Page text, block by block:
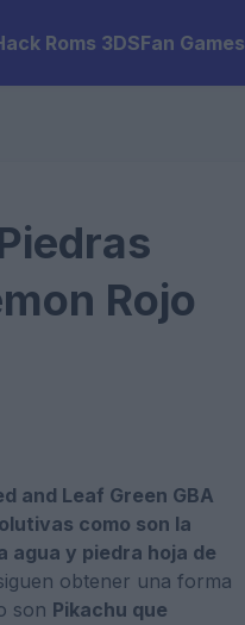
Roms 3DSFan Games
Rojo
and Leaf Green GBA
como son la
agua y piedra hoja de
obtener una forma
son Pikachu que